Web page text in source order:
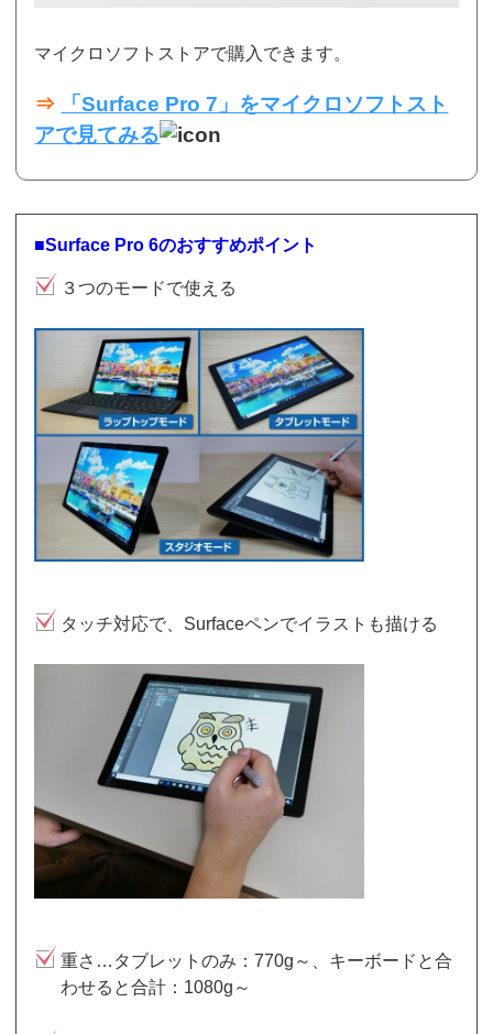
マイクロソフトストアで購入できます。
⇒
「Surface Pro 7」をマイクロソフトスト
アで見てみる
■Surface Pro 6のおすすめポイント
３つのモードで使える
タッチ対応で、Surfaceペンでイラストも描ける
重さ…タブレットのみ：770g～、キーボードと合
わせると合計：1080g～